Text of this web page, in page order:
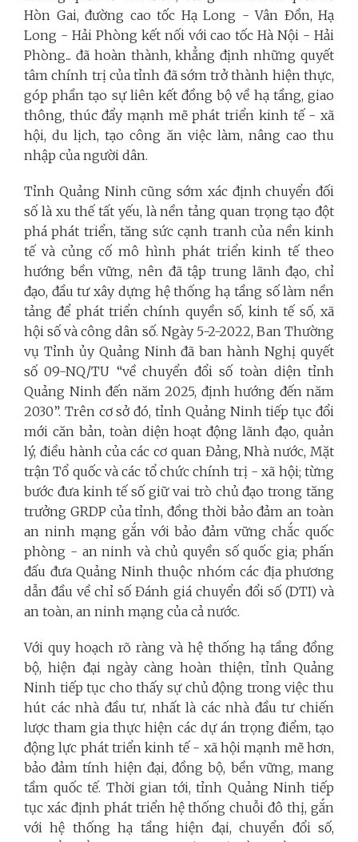
Hòn Gai, đường cao tốc Hạ Long - Vân Đồn, Hạ
Long - Hải Phòng kết nối với cao tốc Hà Nội - Hải
Phòng... đã hoàn thành, khẳng định những quyết
tâm chính trị của tỉnh đã sớm trở thành hiện thực,
góp phần tạo sự liên kết đồng bộ về hạ tầng, giao
thông, thúc đẩy mạnh mẽ phát triển kinh tế - xã
hội, du lịch, tạo công ăn việc làm, nâng cao thu
nhập của người dân.
Tỉnh Quảng Ninh cũng sớm xác định chuyển đối
số là xu thế tất yếu, là nền tảng quan trọng tạo đột
phá phát triển, tăng sức cạnh tranh của nền kinh
tế và củng cố mô hình phát triển kinh tế theo
hướng bền vững, nên đã tập trung lãnh đạo, chỉ
đạo, đầu tư xây dựng hệ thống hạ tầng số làm nền
tảng để phát triển chính quyền số, kinh tế số, xã
hội số và công dân số. Ngày 5-2-2022, Ban Thường
vụ Tỉnh ủy Quảng Ninh đã ban hành Nghị quyết
số 09-NQ/TU “về chuyển đổi số toàn diện tỉnh
Quảng Ninh đến năm 2025, định hướng đến năm
2030”. Trên cơ sở đó, tỉnh Quảng Ninh tiếp tục đổi
mới căn bản, toàn diện hoạt động lãnh đạo, quản
lý, điều hành của các cơ quan Đảng, Nhà nước, Mặt
trận Tổ quốc và các tổ chức chính trị - xã hội; từng
bước đưa kinh tế số giữ vai trò chủ đạo trong tăng
trưởng GRDP của tỉnh, đồng thời bảo đảm an toàn
an ninh mạng gắn với bảo đảm vững chắc quốc
phòng - an ninh và chủ quyền số quốc gia; phấn
đấu đưa Quảng Ninh thuộc nhóm các địa phương
dẫn đầu về chỉ số Đánh giá chuyển đổi số (DTI) và
an toàn, an ninh mạng của cả nước.
Với quy hoạch rõ ràng và hệ thống hạ tầng đồng
bộ, hiện đại ngày càng hoàn thiện, tỉnh Quảng
Ninh tiếp tục cho thấy sự chủ động trong việc thu
hút các nhà đầu tư, nhất là các nhà đầu tư chiến
lược tham gia thực hiện các dự án trọng điểm, tạo
động lực phát triển kinh tế - xã hội mạnh mẽ hơn,
bảo đảm tính hiện đại, đồng bộ, bền vững, mang
tầm quốc tế. Thời gian tới, tỉnh Quảng Ninh tiếp
tục xác định phát triển hệ thống chuỗi đô thị, gắn
với hệ thống hạ tầng hiện đại, chuyển đổi số,